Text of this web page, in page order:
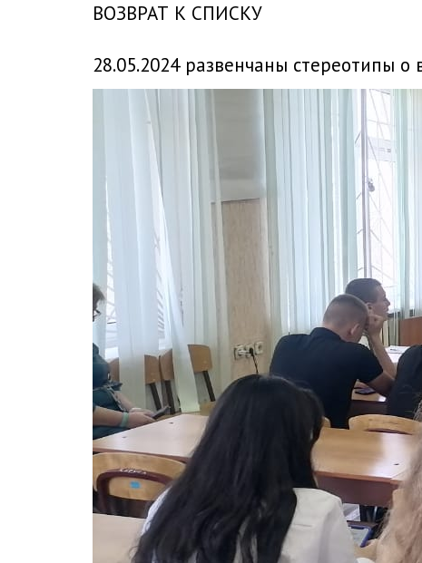
ВОЗВРАТ К СПИСКУ
28.05.2024 развенчаны стереотипы